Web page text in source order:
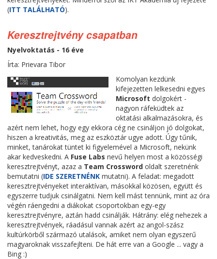
(ITT TALÁLHATÓ).
Keresztrejtvény csapatban
Nyelvoktatás - 16 éve
Írta: Prievara Tibor
Komolyan kezdünk
kifejezetten lelkesedni egyes
Microsoft dolgokért -
nagyon ráfeküdtek az
oktatási alkalmazásokra, és
azért nem lehet, hogy egy ekkora cég ne csináljon jó dolgokat,
hiszen a kreativitás, meg az eszköztár ugye adott. Úgy tűnik,
minket, tanárokat tüntet ki figyelemével a Microsoft, nekünk
akar kedveskedni. A Fuse Labs nevű helyen most a közösségi
keresztrejtvényt, azaz a Team Crossword oldalt szeretnénk
bemutatni (IDE SZERETNÉNK mutatni). A feladat: megadott
keresztrejtvényeket interaktívan, másokkal közösen, együtt és
egyszerre tudjuk csinálgatni. Nem kell mást tennünk, mint az óra
végén ráengedni a diákokat csoportokban egy-egy
keresztrejtvényre, aztán hadd csinálják. Hátrány: elég nehezek a
keresztrejtvények, ráadásul vannak azért az angol-szász
kultúrkörből származó utalások, amiket nem olyan egyszerű
magyaroknak visszafejlteni. De hát erre van a Google ... vagy a
Bing :)